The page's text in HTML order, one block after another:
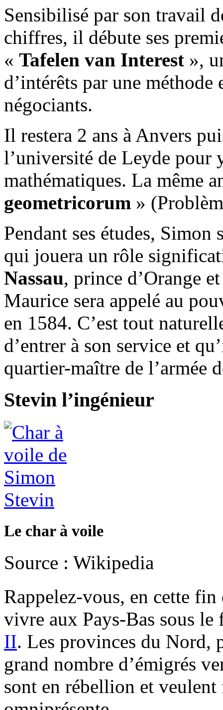
Sensibilisé par son travail
chiffres, il débute ses
« Tafelen van Interest »,
d’intérêts par une
négociants.
Il restera 2 ans à Anvers
l’université de Leyde pour
mathématiques. La même
geometricorum »
Pendant ses études,
qui jouera un rôle
Nassau, prince d’Orange
Maurice sera appelé au
en 1584. C’est tout
d’entrer à son service et
quartier-maître de l’armée
Stevin l’ingénieur
Le char à voile
Source : Wikipedia
Rappelez-vous, en cette fin
vivre aux Pays-Bas sous
II. Les provinces du Nord,
grand nombre d’émigrés
sont en rébellion et veulent